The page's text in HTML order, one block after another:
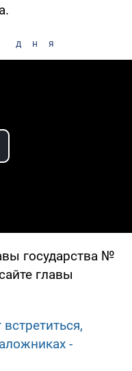
дня
Video
государства №
главы
-